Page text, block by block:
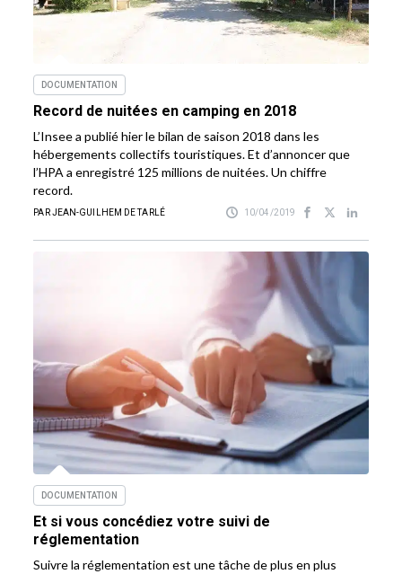
DOCUMENTATION
Record de nuitées en camping en 2018
L’Insee a publié hier le bilan de saison 2018 dans les
hébergements collectifs touristiques. Et d’annoncer que
l’HPA a enregistré 125 millions de nuitées. Un chiffre
record.
PAR JEAN-GUILHEM DE TARLÉ 10/04/2019
DOCUMENTATION
Et si vous concédiez votre suivi de
réglementation
Suivre la réglementation est une tâche de plus en plus